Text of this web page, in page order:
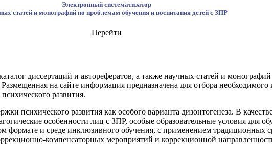
Электронный систематизатор
статей и монографий по проблемам обучения и воспитания детей с ЗПР
Перейти
диссертаций и авторефератов, а также научных статей и
на сайте информация предназначена для отбора
развития.
психического развития как особого варианта дизонтогенеза. В
особенности лиц с ЗПР, особые образовательные условия для
формате и среде инклюзивного обучения, с применением традиционных
компенсаторных мероприятий и коррекционной